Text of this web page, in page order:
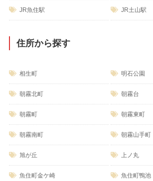
JR魚住駅 JR土山駅
住所から探す
相生町 明石公園
朝霧北町 朝霧台
朝霧町 朝霧東町
朝霧南町 朝霧山手町
旭が丘 上ノ丸
魚住町金ケ崎 魚住町鴨池